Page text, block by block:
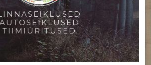
AUTOSEIKLUSED
TIIMIÜRITUSED